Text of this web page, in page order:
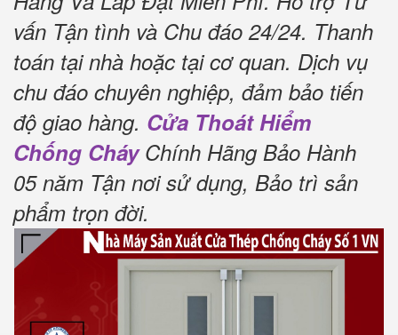
vấn Tận tình và Chu đáo 24/24. Thanh
toán tại nhà hoặc tại cơ quan. Dịch vụ
chu đáo chuyên nghiệp, đảm bảo tiến
độ giao hàng. Cửa Thoát Hiểm
Chống CháyChính Hãng Bảo Hành
05 năm Tận nơi sử dụng, Bảo trì sản
phẩm trọn đời.